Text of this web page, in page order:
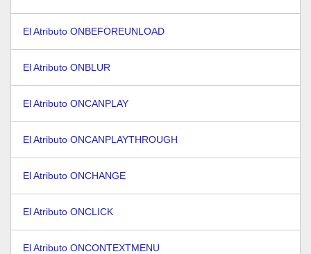
El Atributo ONBEFOREUNLOAD
El Atributo ONBLUR
El Atributo ONCANPLAY
El Atributo ONCANPLAYTHROUGH
El Atributo ONCHANGE
El Atributo ONCLICK
El Atributo ONCONTEXTMENU